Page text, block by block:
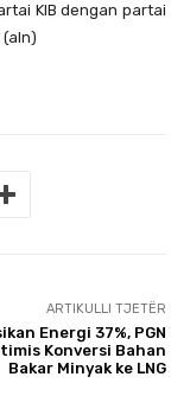
KIB dengan partai
ARTIKULLI TJETËR
Energi 37%, PGN
Konversi Bahan
Bakar Minyak ke LNG